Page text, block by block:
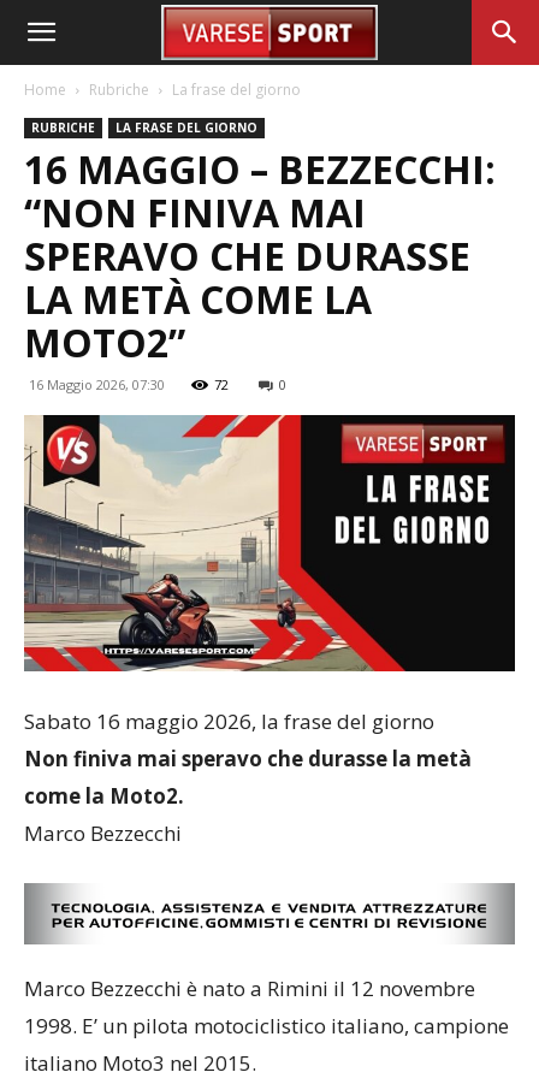
Home Rubriche La frase del giorno
RUBRICHE LA FRASE DEL GIORNO
16 MAGGIO – BEZZECCHI:
“NON FINIVA MAI
SPERAVO CHE DURASSE
LA METÀ COME LA
MOTO2”
16 Maggio 2026, 07:30 72 0
Sabato 16 maggio 2026, la frase del giorno
Non finiva mai speravo che durasse la metà
come la Moto2.
Marco Bezzecchi
Marco Bezzecchi è nato a Rimini il 12 novembre
1998. E’ un pilota motociclistico italiano, campione
italiano Moto3 nel 2015.